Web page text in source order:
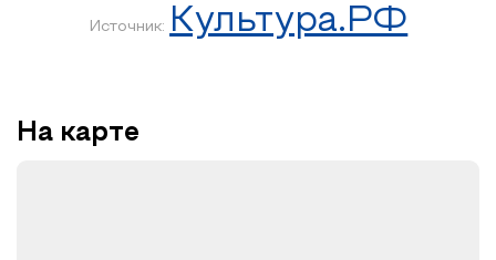
Источник: Культура.РФ
На карте